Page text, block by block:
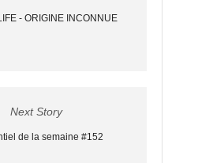
- ORIGINE INCONNUE
Next Story
de la semaine #152